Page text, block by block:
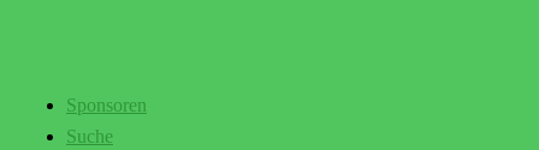
Sponsoren
Suche